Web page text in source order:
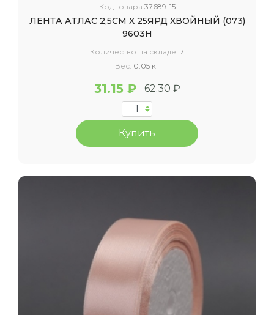
Код товара 37689-15
ЛЕНТА АТЛАС 2,5СМ Х 25ЯРД ХВОЙНЫЙ (073)
9603Н
Количество на складе: 7
Вес: 0.05 кг
31.15 ₽ 62.30 ₽
Купить